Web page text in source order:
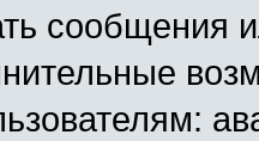
сообщения